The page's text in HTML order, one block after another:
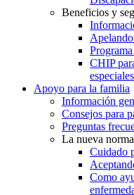
Beneficios y
CHIP
especiales
Apoyo para la familia
Información
Consejos para
Preguntas
La nueva
Cuidado
Como